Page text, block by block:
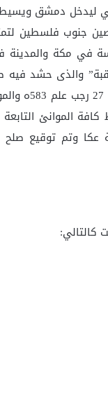
ليدخل دمشق
جنوب فلسطين
مكة والمدينة
والذى حشد
الموانئ التابعة
عكا وتم توقيع
كالتالي: